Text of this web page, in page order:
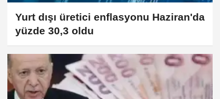
Yurt dışı üretici enflasyonu Haziran'da
yüzde 30,3 oldu